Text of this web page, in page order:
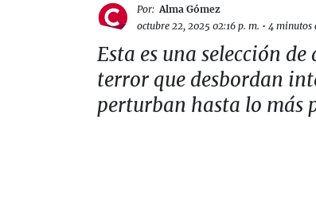
Por: Alma Gómez
octubre 22, 2025 02:16 p. m. • 4 minutos
Esta es una selección
terror que desbordan
perturban hasta lo más